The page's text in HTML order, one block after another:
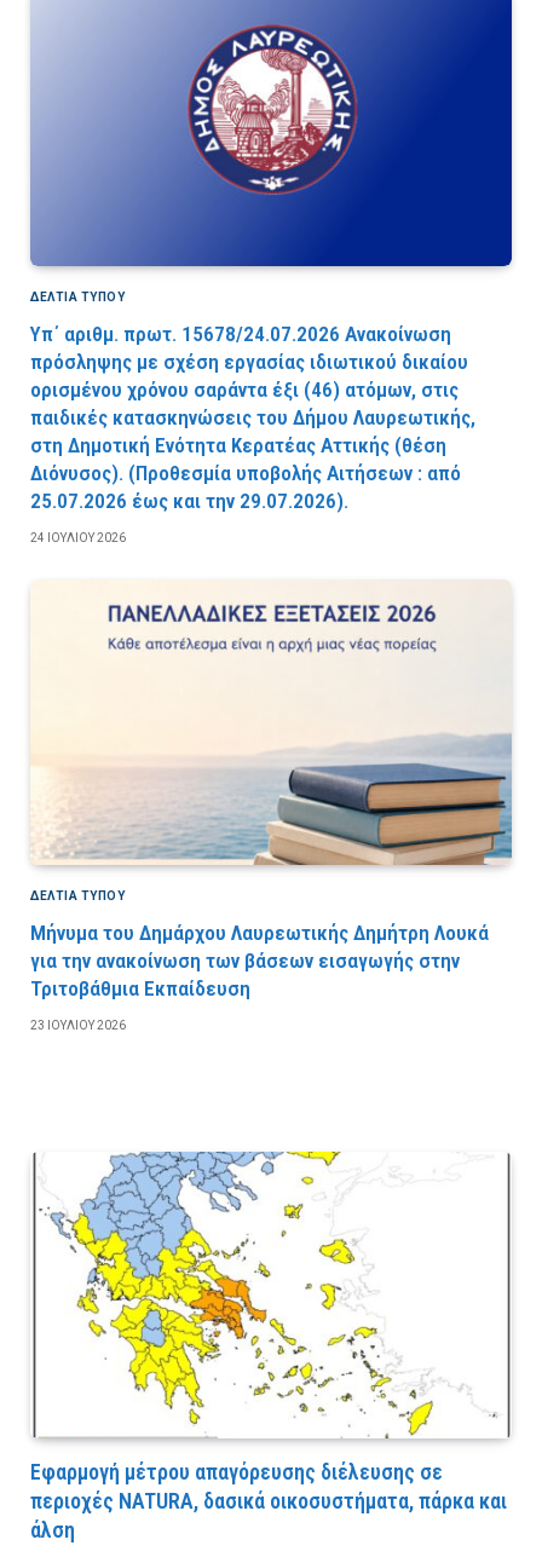
ΔΕΛΤΙΑ ΤΥΠΟΥ
Υπ΄ αριθμ. πρωτ. 15678/24.07.2026 Ανακοίνωση
πρόσληψης με σχέση εργασίας ιδιωτικού δικαίου
ορισμένου χρόνου σαράντα έξι (46) ατόμων, στις
παιδικές κατασκηνώσεις του Δήμου Λαυρεωτικής,
στη Δημοτική Ενότητα Κερατέας Αττικής (θέση
Διόνυσος). (Προθεσμία υποβολής Αιτήσεων : από
25.07.2026 έως και την 29.07.2026).
24 ΙΟΥΛΊΟΥ 2026
ΔΕΛΤΙΑ ΤΥΠΟΥ
Μήνυμα του Δημάρχου Λαυρεωτικής Δημήτρη Λουκά
για την ανακοίνωση των βάσεων εισαγωγής στην
Τριτοβάθμια Εκπαίδευση
23 ΙΟΥΛΊΟΥ 2026
Εφαρμογή μέτρου απαγόρευσης διέλευσης σε
περιοχές NATURA, δασικά οικοσυστήματα, πάρκα και
άλση